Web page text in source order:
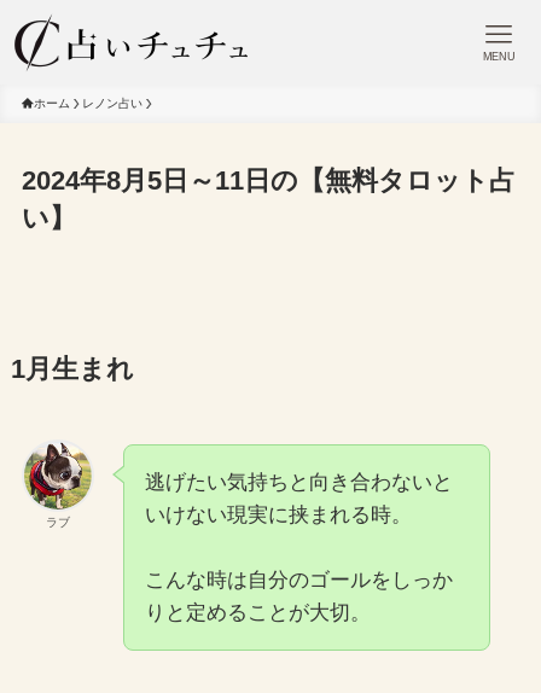
MENU
ホーム レノン占い
2024年8月5日～11日の【無料タロット占
い】
1月生まれ
ラブ
逃げたい気持ちと向き合わないと
いけない現実に挟まれる時。
こんな時は自分のゴールをしっか
りと定めることが大切。